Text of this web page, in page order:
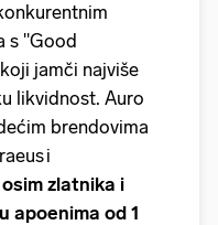
s ''Good
jamči najviše
likvidnost. Auro
brendovima
i
osim zlatnika i
apoenima od 1